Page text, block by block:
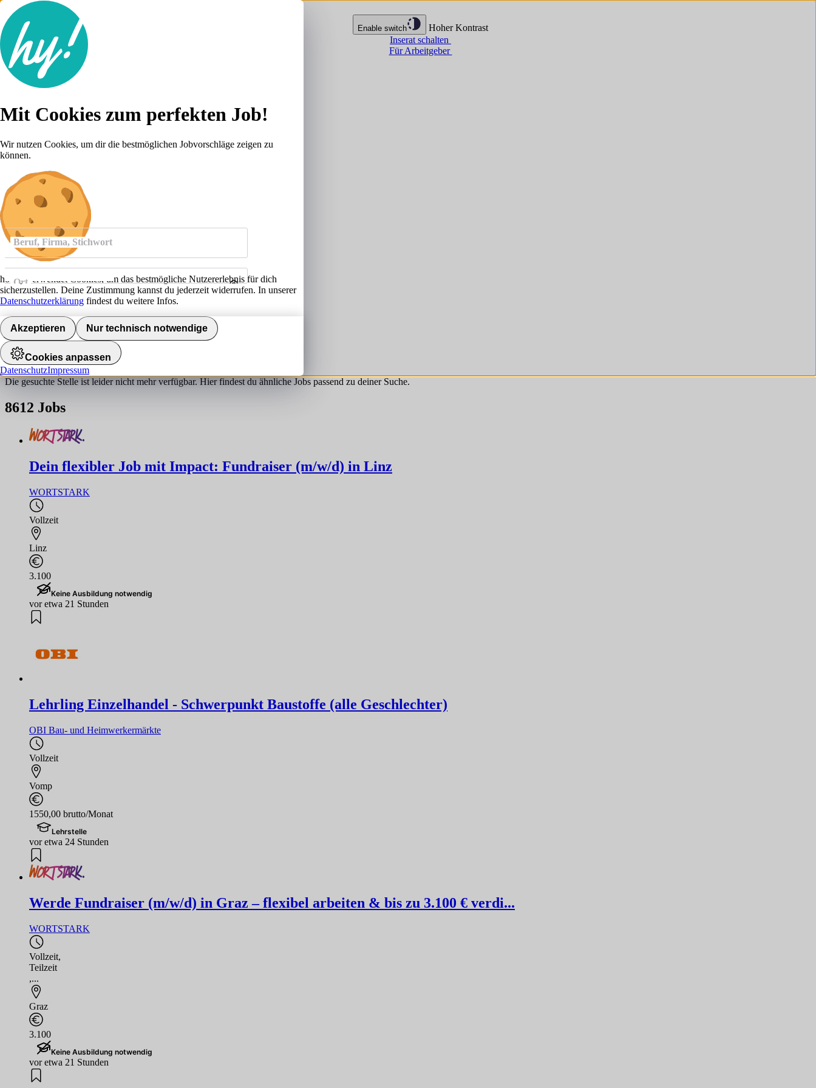
Enable switch
Hoher Kontrast
Inserat schalten
Für Arbeitgeber
Lebenslauf
Karriere-Tipps
Anmelden
Beruf, Firma, Stichwort
Ort
Umkreis
Jobs finden
Job nicht gefunden!
Die gesuchte Stelle ist leider nicht mehr verfügbar. Hier findest du ähnliche Jobs passend zu deiner Suche.
8612 Jobs
Dein flexibler Job mit Impact: Fundraiser (m/w/d) in Linz
WORTSTARK
Vollzeit
Linz
3.100
Keine Ausbildung notwendig
vor etwa 21 Stunden
Lehrling Einzelhandel - Schwerpunkt Baustoffe (alle Geschlechter)
OBI Bau- und Heimwerkermärkte
Vollzeit
Vomp
1550,00 brutto/Monat
Lehrstelle
vor etwa 24 Stunden
Werde Fundraiser (m/w/d) in Graz – flexibel arbeiten & bis zu 3.100 € verdi...
WORTSTARK
Vollzeit,
Teilzeit
,...
Graz
3.100
Keine Ausbildung notwendig
vor etwa 21 Stunden
Mit Cookies zum perfekten Job!
Wir nutzen Cookies, um dir die bestmöglichen Jobvorschläge zeigen zu
können.
hokify verwendet Cookies, um das bestmögliche Nutzererlebnis für dich
sicherzustellen. Deine Zustimmung kannst du jederzeit widerrufen. In unserer
Datenschutzerklärung findest du weitere Infos.
Akzeptieren Nur technisch notwendige
Cookies anpassen
DatenschutzImpressum